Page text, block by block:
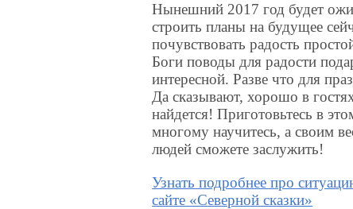
Нынешний 2017 год будет
строить планы на будущее
почувствовать радость
Боги поводы для радости
интересной. Разве что для
Да сказывают, хорошо в
найдется! Приготовьтесь в
многому научитесь, а своим
людей сможете заслужить!
Узнать подробнее про
сайте «Северной сказки»